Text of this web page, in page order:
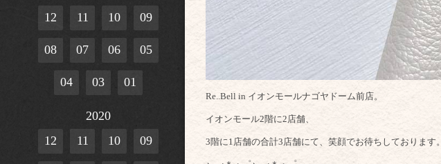
Re..Bell in イオンモールナゴヤドーム前店。
イオンモール2階に2店舗、
3階に1店舗の合計3店舗にて、笑顔でお待ちしております。
12
11 10 09
08 07 06 05
04 03 01
2020
12
11 10 09